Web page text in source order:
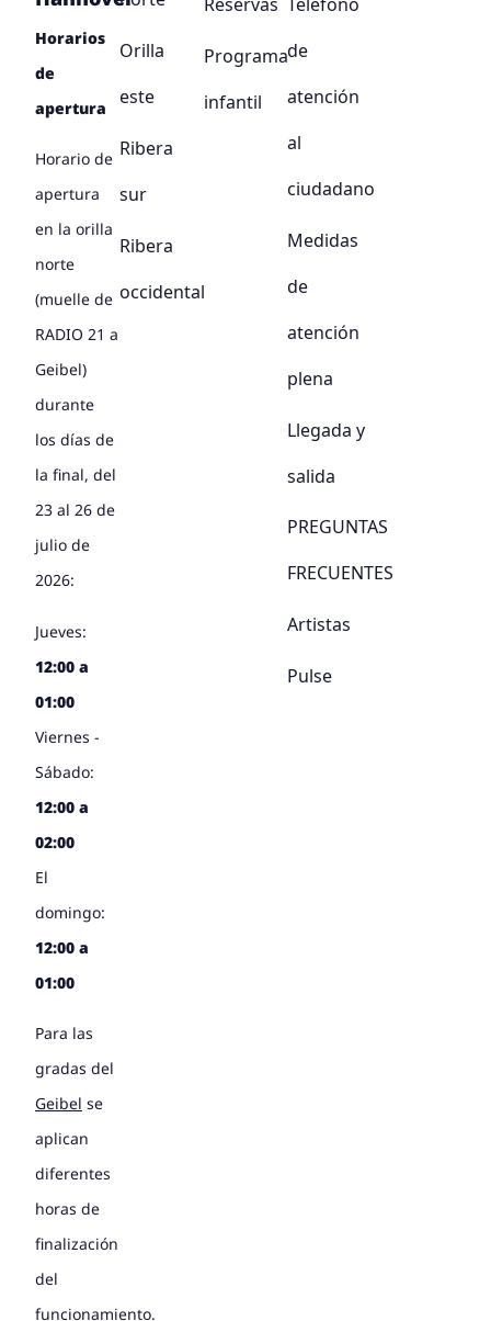
Horarios
de
apertura
Horario de
apertura
en la orilla
norte
(muelle de
RADIO 21 a
Geibel)
durante
los días de
la final, del
23 al 26 de
julio de
2026:
Jueves:
12:00 a
01:00
Viernes -
Sábado:
12:00 a
02:00
El
domingo:
12:00 a
01:00
Para las
gradas del
Geibel se
aplican
diferentes
horas de
finalización
del
funcionamiento.
Orilla
este
Ribera
sur
Ribera
occidental
Programa
infantil
de
atención
al
ciudadano
Medidas
de
atención
plena
Llegada y
salida
PREGUNTAS
FRECUENTES
Artistas
Pulse